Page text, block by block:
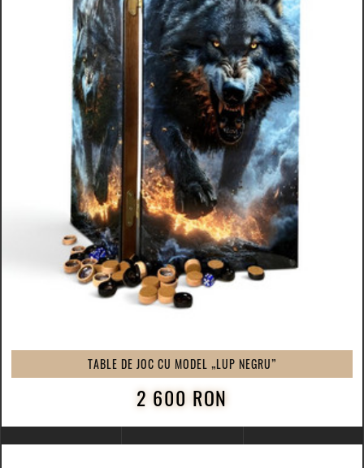
TABLE DE JOC CU MODEL „LUP NEGRU”
2 600 RON